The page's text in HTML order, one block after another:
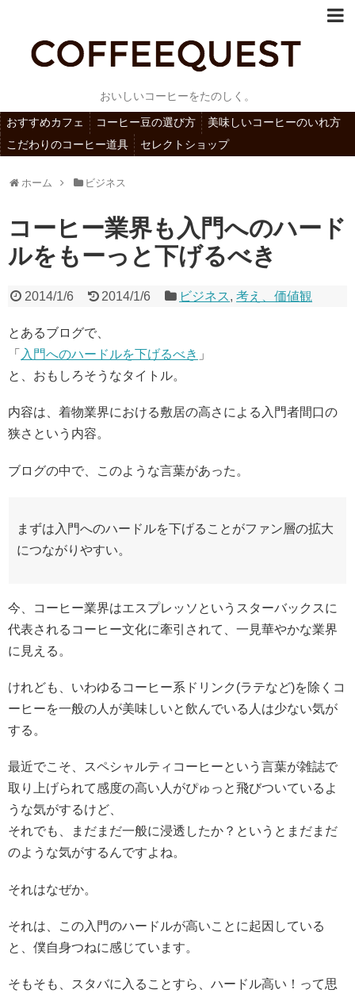
おいしいコーヒーをたのしく。
おすすめカフェ コーヒー豆の選び方
美味しいコーヒーのいれ方
こだわりのコーヒー道具
セレクトショップ
ホーム ビジネス
コーヒー業界も入門へのハード
ルをもーっと下げるべき
2014/1/6 2014/1/6 ビジネス,考え、価値観
とあるブログで、
「 入門へのハードルを下げるべき 」
と、おもしろそうなタイトル。
内容は、着物業界における敷居の高さによる入門者間口の
狭さという内容。
ブログの中で、このような言葉があった。
まずは入門へのハードルを下げることがファン層の拡大
につながりやすい。
今、コーヒー業界はエスプレッソというスターバックスに
代表されるコーヒー文化に牽引されて、一見華やかな業界
に見える。
けれども、いわゆるコーヒー系ドリンク(ラテなど)を除くコ
ーヒーを一般の人が美味しいと飲んでいる人は少ない気が
する。
最近でこそ、スペシャルティコーヒーという言葉が雑誌で
取り上げられて感度の高い人がぴゅっと飛びついているよ
うな気がするけど、
それでも、まだまだ一般に浸透したか？というとまだまだ
のような気がするんですよね。
それはなぜか。
それは、この入門のハードルが高いことに起因している
と、僕自身つねに感じています。
そもそも、スタバに入ることすら、ハードル高い！って思